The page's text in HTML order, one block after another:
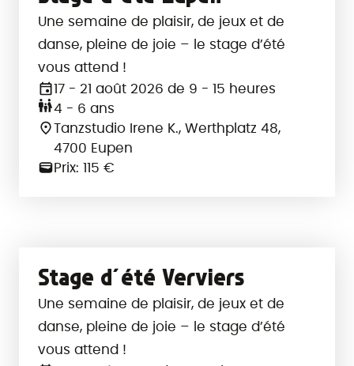
Une semaine de plaisir, de jeux et de
danse, pleine de joie – le stage d’été
vous attend !
17 - 21 août 2026 de 9 - 15 heures
4 - 6 ans
Tanzstudio Irene K., Werthplatz 48,
4700 Eupen
Prix: 115 €
Veuillez choisir :
Stage d´été Verviers
Une semaine de plaisir, de jeux et de
danse, pleine de joie – le stage d’été
vous attend !